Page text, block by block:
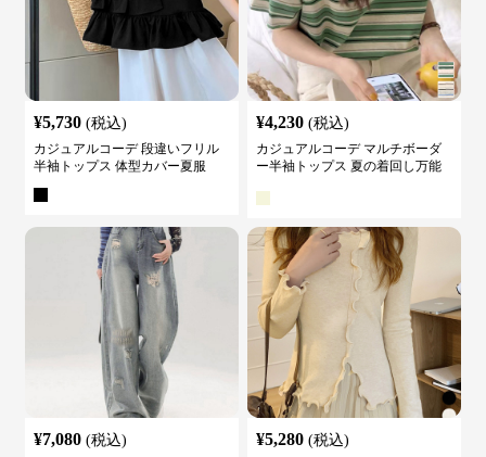
¥5,730 (税込)
カジュアルコーデ 段違いフリル
半袖トップス 体型カバー夏服
¥4,230 (税込)
カジュアルコーデ マルチボーダ
ー半袖トップス 夏の着回し万能
¥7,080 (税込) ¥5,280 (税込)